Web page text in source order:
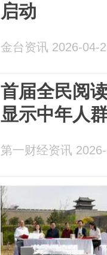
启动
金台资讯 2026-04-
首届全民阅
显示中年人
第一财经资讯